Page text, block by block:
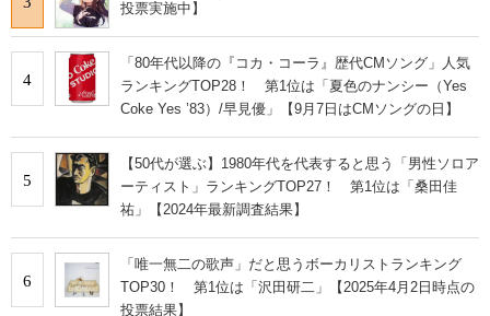
投票実施中】
4
「80年代以降の『コカ・コーラ』歴代CMソング」人気
ランキングTOP28！ 第1位は「夏色のナンシー（Yes
Coke Yes ’83）/早見優」【9月7日はCMソングの日】
5
【50代が選ぶ】1980年代を代表すると思う「男性ソロア
ーティスト」ランキングTOP27！ 第1位は「桑田佳
祐」【2024年最新調査結果】
6
「唯一無二の歌声」だと思うボーカリストランキング
TOP30！ 第1位は「沢田研二」【2025年4月2日時点の
投票結果】